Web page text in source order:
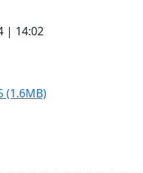
| 14:02
(1.6MB)